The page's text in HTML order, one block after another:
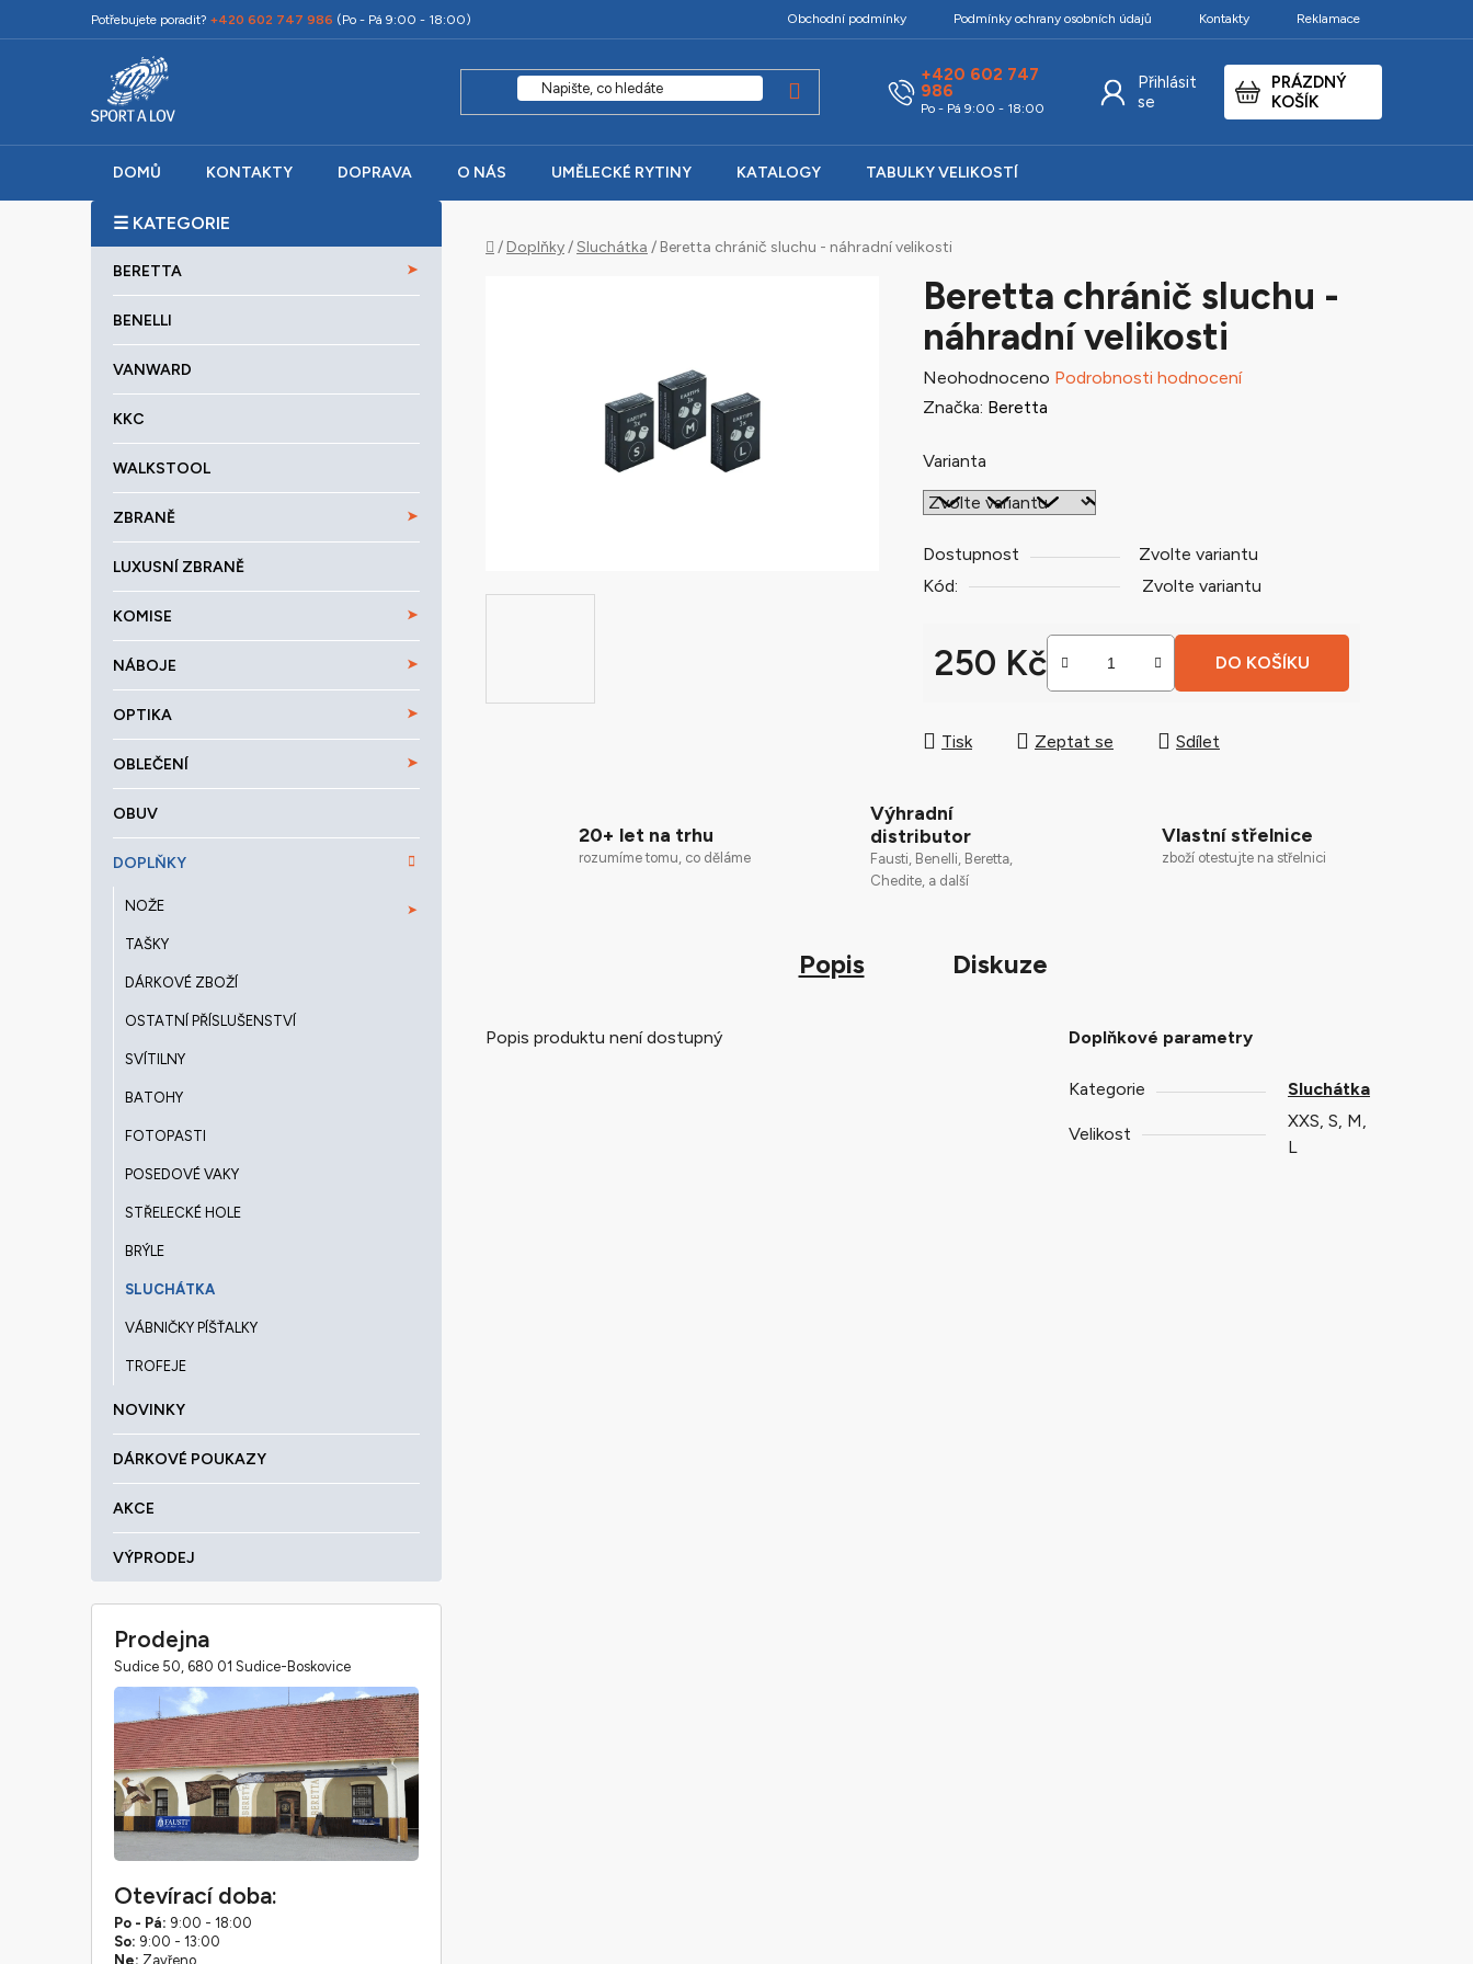
na
Potřebujete poradit? +420 602 747 986 (Po - Pá 9:00 - 18:00) Obchodní podmínky Podmínky ochrany osobních údajů Kontakty Reklamace
+420 602 747
986
Po - Pá 9:00 - 18:00
Přihlásit
se
NÁKUPNÍ
KOŠÍK
PRÁZDNÝ
KOŠÍK
DOMŮ KONTAKTY DOPRAVA O NÁS UMĚLECKÉ RYTINY KATALOGY TABULKY VELIKOSTÍ
P
o
kategorie
BERETTA
BENELLI
VANWARD
KKC
WALKSTOOL
ZBRANĚ
LUXUSNÍ ZBRANĚ
KOMISE
NÁBOJE
OPTIKA
OBLEČENÍ
OBUV
DOPLŇKY
NOŽE
TAŠKY
DÁRKOVÉ ZBOŽÍ
OSTATNÍ PŘÍSLUŠENSTVÍ
SVÍTILNY
BATOHY
FOTOPASTI
POSEDOVÉ VAKY
STŘELECKÉ HOLE
BRÝLE
SLUCHÁTKA
VÁBNIČKY PÍŠŤALKY
TROFEJE
NOVINKY
DÁRKOVÉ POUKAZY
AKCE
VÝPRODEJ
Prodejna
Sudice 50, 680 01 Sudice-Boskovice
Otevírací doba:
Po - Pá: 9:00 - 18:00
So: 9:00 - 13:00
Ne: Zavřeno
Domů
/ Doplňky/Sluchátka / Beretta chránič sluchu - náhradní velikosti
Beretta chránič sluchu -
náhradní velikosti
Průměrné
hodnocení
je
0,0
5
hvězdiček.
Neohodnoceno Podrobnosti hodnocení
Značka: Beretta
Varianta
Dostupnost
Zvolte variantu
Kód:
Zvolte variantu
250 Kč DO KOŠÍKU
Tisk Zeptat se Sdílet
20+ let na trhu
rozumíme tomu, co děláme
Výhradní
distributor
Fausti, Benelli, Beretta,
Chedite, a další
Vlastní střelnice
zboží otestujte na střelnici
Popis Diskuze
Popis produktu není dostupný Doplňkové parametry
Kategorie Sluchátka
Velikost
XXS, S, M,
L